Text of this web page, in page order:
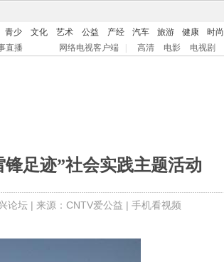
青少 文化 艺术 公益 产经 汽车 旅游 健康 时尚
直播 网络电视客户端 高清 电影 电视剧
足迹”社会实践主题活动
论坛| 来源：CNTV爱公益 | 手机看视频